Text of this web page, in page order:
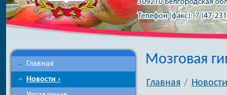
Главная
Новости ›
Мозговая
Главная / Новости